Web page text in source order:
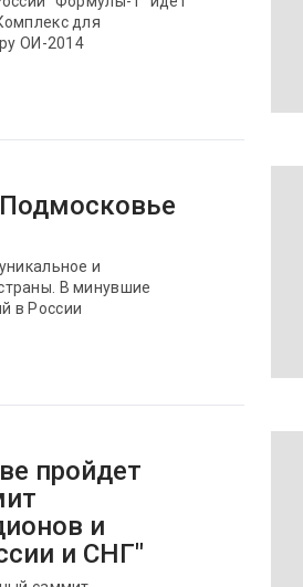
для
ОИ-2014
и
В минувшие
в России
пройдет
и
и СНГ"